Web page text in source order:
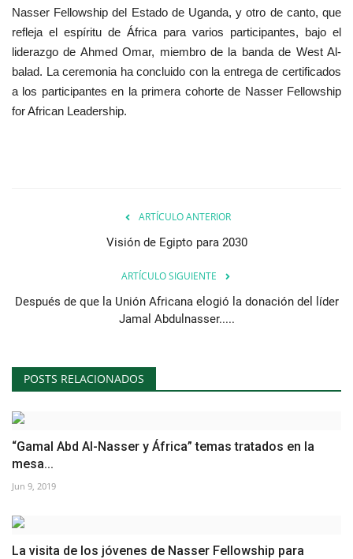
Nasser Fellowship del Estado de Uganda, y otro de canto, que
refleja el espíritu de África para varios participantes, bajo el
liderazgo de Ahmed Omar, miembro de la banda de West Al-
balad. La ceremonia ha concluido con la entrega de certificados
a los participantes en la primera cohorte de Nasser Fellowship
for African Leadership.
ARTÍCULO ANTERIOR
Visión de Egipto para 2030
ARTÍCULO SIGUIENTE
Después de que la Unión Africana elogió la donación del líder
Jamal Abdulnasser.....
POSTS RELACIONADOS
“Gamal Abd Al-Nasser y África” temas tratados en la
mesa...
Jun 9, 2019
La visita de los jóvenes de Nasser Fellowship para